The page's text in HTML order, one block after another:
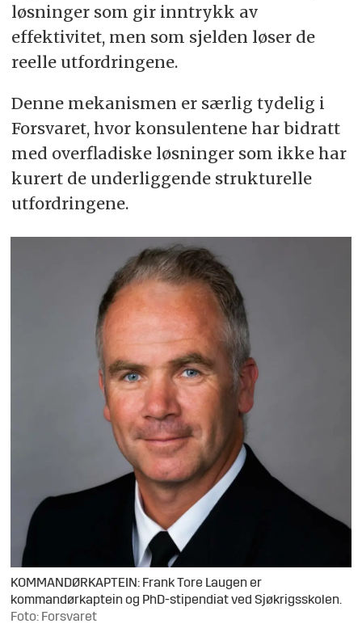
løsninger som gir inntrykk av
effektivitet, men som sjelden løser de
reelle utfordringene.
Denne mekanismen er særlig tydelig i
Forsvaret, hvor konsulentene har bidratt
med overfladiske løsninger som ikke har
kurert de underliggende strukturelle
utfordringene.
KOMMANDØRKAPTEIN: Frank Tore Laugen er
kommandørkaptein og PhD-stipendiat ved Sjøkrigsskolen.
Foto: Forsvaret